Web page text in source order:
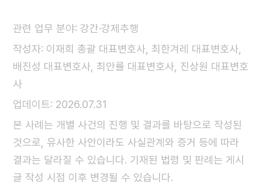
관련 업무 분야: 강간·강제추행
작성자: 이재희 총괄 대표변호사, 최한겨레 대표변호사,
배진성 대표변호사, 최안률 대표변호사, 진상원 대표변호
사
업데이트: 2026.07.31
본 사례는 개별 사건의 진행 및 결과를 바탕으로 작성된
것으로, 유사한 사안이라도 사실관계와 증거 등에 따라
결과는 달라질 수 있습니다. 기재된 법령 및 판례는 게시
글 작성 시점 이후 변경될 수 있습니다.